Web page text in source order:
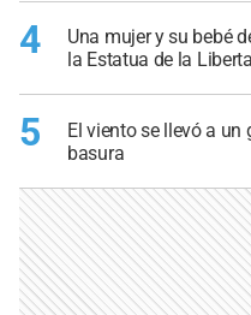
4
Una mujer y su bebé
la Estatua de la
5
El viento se llevó a
basura